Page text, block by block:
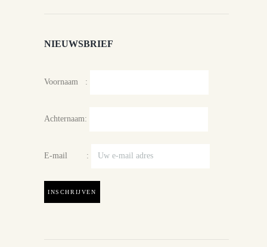
NIEUWSBRIEF
Voornaam :
Achternaam:
E-mail :